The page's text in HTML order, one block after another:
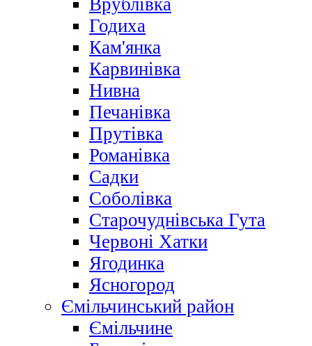
Врублівка
Годиха
Кам'янка
Карвинівка
Нивна
Печанівка
Прутівка
Романівка
Садки
Соболівка
Старочуднівська Гута
Червоні Хатки
Ягодинка
Ясногород
Ємільчинський район
Ємільчине